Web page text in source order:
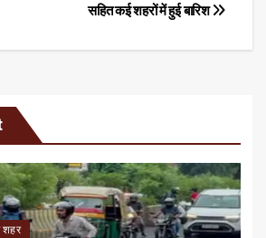
सह‍ित कई शहरों में हुई बार‍िश
शहर